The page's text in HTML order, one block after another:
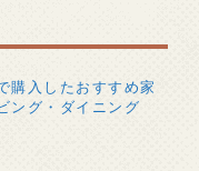
購入したおすすめ家
ング・ダイニング